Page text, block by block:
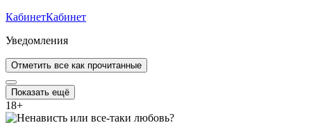
КабинетКабинет
Уведомления
Отметить все как прочитанные
Показать ещё
18+